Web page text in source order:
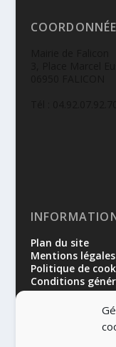
Plan du site
Mentions légales
Politique de
Conditions